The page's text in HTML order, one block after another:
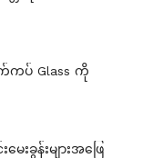
က်ကပ် Glass ကို
းခွန်းများအဖြေ